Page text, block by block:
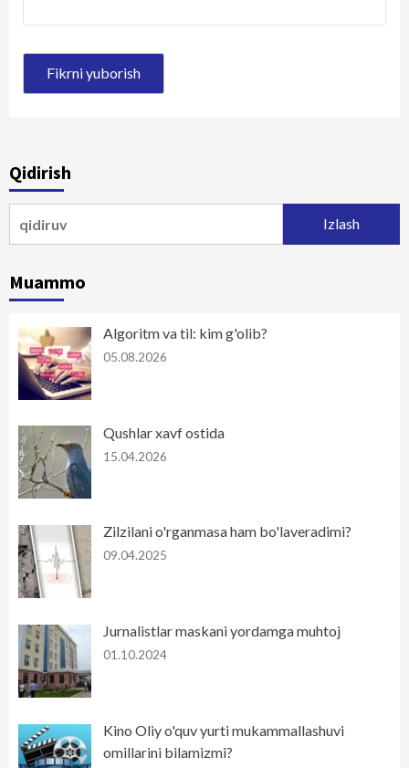
Qidirish
Muammo
Algoritm va til: kim g'olib?
05.08.2026
Qushlar xavf ostida
15.04.2026
Zilzilani o'rganmasa ham bo'laveradimi?
09.04.2025
Jurnalistlar maskani yordamga muhtoj
01.10.2024
Kino Oliy o'quv yurti mukammallashuvi
omillarini bilamizmi?